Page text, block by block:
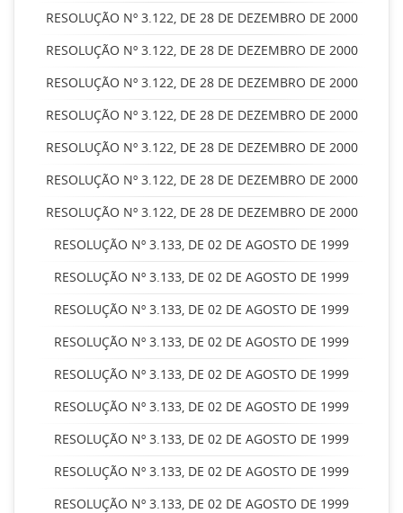
RESOLUÇÃO Nº 3.122, DE 28 DE DEZEMBRO DE 2000
RESOLUÇÃO Nº 3.122, DE 28 DE DEZEMBRO DE 2000
RESOLUÇÃO Nº 3.122, DE 28 DE DEZEMBRO DE 2000
RESOLUÇÃO Nº 3.122, DE 28 DE DEZEMBRO DE 2000
RESOLUÇÃO Nº 3.122, DE 28 DE DEZEMBRO DE 2000
RESOLUÇÃO Nº 3.122, DE 28 DE DEZEMBRO DE 2000
RESOLUÇÃO Nº 3.122, DE 28 DE DEZEMBRO DE 2000
RESOLUÇÃO Nº 3.133, DE 02 DE AGOSTO DE 1999
RESOLUÇÃO Nº 3.133, DE 02 DE AGOSTO DE 1999
RESOLUÇÃO Nº 3.133, DE 02 DE AGOSTO DE 1999
RESOLUÇÃO Nº 3.133, DE 02 DE AGOSTO DE 1999
RESOLUÇÃO Nº 3.133, DE 02 DE AGOSTO DE 1999
RESOLUÇÃO Nº 3.133, DE 02 DE AGOSTO DE 1999
RESOLUÇÃO Nº 3.133, DE 02 DE AGOSTO DE 1999
RESOLUÇÃO Nº 3.133, DE 02 DE AGOSTO DE 1999
RESOLUÇÃO Nº 3.133, DE 02 DE AGOSTO DE 1999